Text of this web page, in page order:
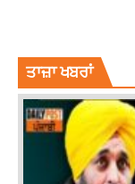
ਤਾਜ਼ਾ ਖਬਰਾਂ